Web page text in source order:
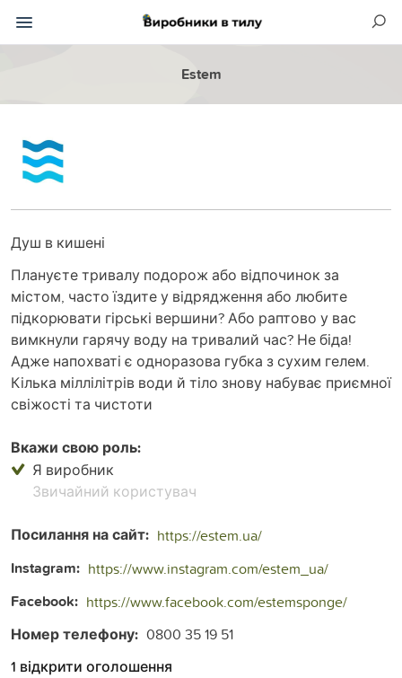
Estem
Душ в кишені
Плануєте тривалу подорож або відпочинок за
містом, часто їздите у відрядження або любите
підкорювати гірські вершини? Або раптово у вас
вимкнули гарячу воду на тривалий час? Не біда!
Адже напохваті є одноразова губка з сухим гелем.
Кілька міллілітрів води й тіло знову набуває приємної
свіжості та чистоти
Вкажи свою роль:
Я виробник
Звичайний користувач
Посилання на сайт: https://estem.ua/
Instagram: https://www.instagram.com/estem_ua/
Facebook: https://www.facebook.com/estemsponge/
Номер телефону: 0800 35 19 51
1 відкрити оголошення